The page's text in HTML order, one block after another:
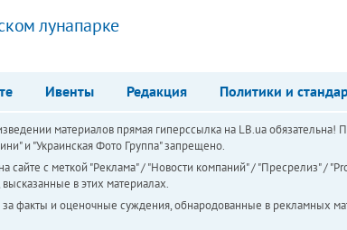
лунапарке
Ивенты Редакция Политики и
материалов прямая гиперссылка на LB.ua
и "Украинская Фото Группа" запрещено.
с меткой "Реклама" / "Новости компаний" / "Пресрелиз" /
в этих материалах.
за факты и оценочные суждения, обнародованные в рекламных